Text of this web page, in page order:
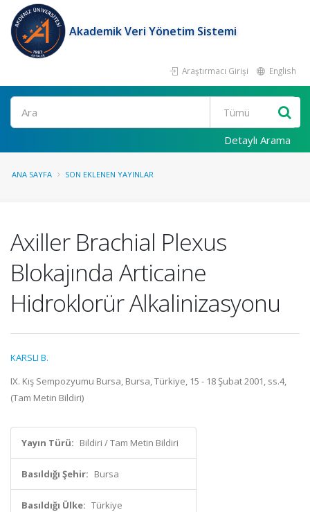
Akademik Veri Yönetim Sistemi
Araştırmacı Girişi English
Ara
Detaylı Arama
ANA SAYFA SON EKLENEN YAYINLAR
Axiller Brachial Plexus
Blokajında Articaine
Hidroklorür Alkalinizasyonu
KARSLI B.
IX. Kış Sempozyumu Bursa, Bursa, Türkiye, 15 - 18 Şubat 2001, ss.4,
(Tam Metin Bildiri)
Yayın Türü: Bildiri / Tam Metin Bildiri
Basıldığı Şehir: Bursa
Basıldığı Ülke: Türkiye